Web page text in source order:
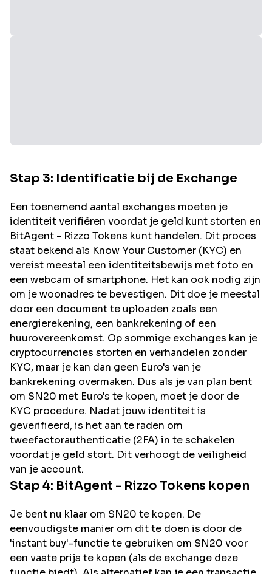
Stap 3: Identificatie bij de Exchange
Een toenemend aantal exchanges moeten je
identiteit verifiëren voordat je geld kunt storten en
BitAgent - Rizzo Tokens kunt handelen. Dit proces
staat bekend als Know Your Customer (KYC) en
vereist meestal een identiteitsbewijs met foto en
een webcam of smartphone. Het kan ook nodig zijn
om je woonadres te bevestigen. Dit doe je meestal
door een document te uploaden zoals een
energierekening, een bankrekening of een
huurovereenkomst. Op sommige exchanges kan je
cryptocurrencies storten en verhandelen zonder
KYC, maar je kan dan geen Euro's van je
bankrekening overmaken. Dus als je van plan bent
om SN20 met Euro's te kopen, moet je door de
KYC procedure. Nadat jouw identiteit is
geverifieerd, is het aan te raden om
tweefactorauthenticatie (2FA) in te schakelen
voordat je geld stort. Dit verhoogt de veiligheid
van je account.
Stap 4: BitAgent - Rizzo Tokens kopen
Je bent nu klaar om SN20 te kopen. De
eenvoudigste manier om dit te doen is door de
'instant buy'-functie te gebruiken om SN20 voor
een vaste prijs te kopen (als de exchange deze